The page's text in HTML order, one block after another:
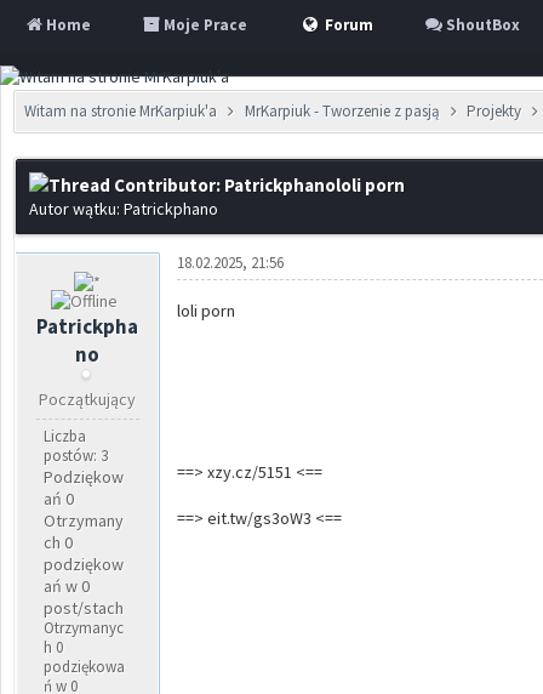
Home Moje Prace Forum ShoutBox
Witam na stronie MrKarpiuk'a MrKarpiuk - Tworzenie z pasją Projekty
loli porn
Autor wątku: Patrickphano
Patrickpha
no
Początkujący
Liczba
postów: 3
Podziękow
ań 0
Otrzymany
ch 0
podziękow
ań w 0
post/stach
Otrzymanyc
h 0
podziękowa
ń w 0
18.02.2025, 21:56
loli porn
==> xzy.cz/5151 <==
==> eit.tw/gs3oW3 <==